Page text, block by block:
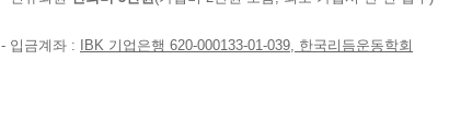
- 입금계좌 : IBK 기업은행 620-000133-01-039, 한국리듬운동학회